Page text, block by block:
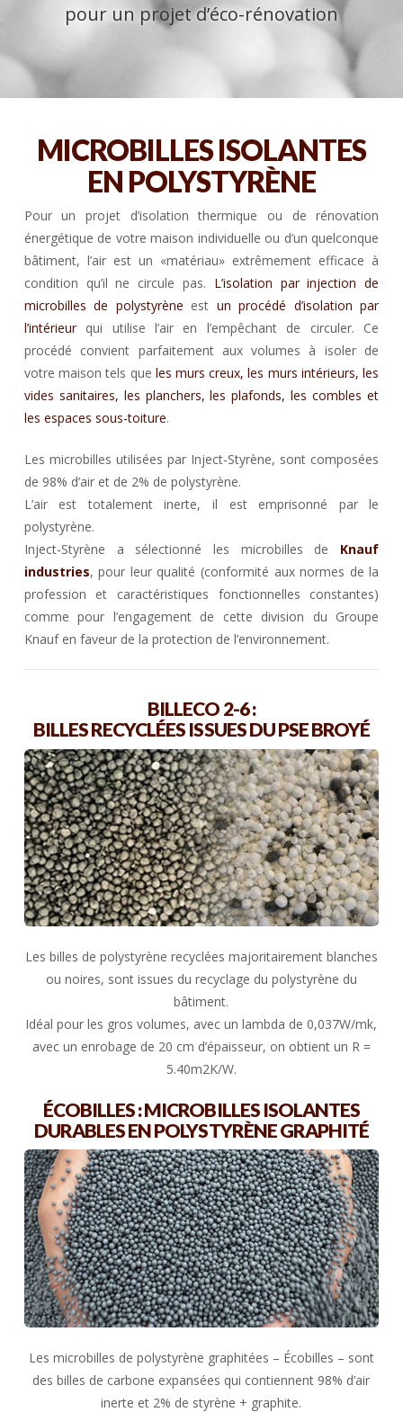
pour un projet d’éco-rénovation
MICROBILLES ISOLANTES
EN POLYSTYRÈNE
Pour un projet d’isolation thermique ou de rénovation
énergétique de votre maison individuelle ou d’un quelconque
bâtiment, l’air est un «matériau» extrêmement efficace à
condition qu’il ne circule pas. L’isolation par injection de
microbilles de polystyrène est un procédé d’isolation par
l’intérieurqui utilise l’air en l’empêchant de circuler. Ce
procédé convient parfaitement aux volumes à isoler de
votre maison tels que les murs creux, les murs intérieurs, les
vides sanitaires, les planchers, les plafonds, les combles et
les espaces sous-toiture.
Les microbilles utilisées par Inject-Styrène, sont composées
de 98% d’air et de 2% de polystyrène.
L’air est totalement inerte, il est emprisonné par le
polystyrène.
Inject-Styrène a sélectionné les microbilles de Knauf
industries, pour leur qualité (conformité aux normes de la
profession et caractéristiques fonctionnelles constantes)
comme pour l’engagement de cette division du Groupe
Knauf en faveur de la protection de l’environnement.
BILLECO 2-6 :
BILLES RECYCLÉES ISSUES DU PSE BROYÉ
Les billes de polystyrène recyclées majoritairement blanches
ou noires, sont issues du recyclage du polystyrène du
bâtiment.
Idéal pour les gros volumes, avec un lambda de 0,037W/mk,
avec un enrobage de 20 cm d’épaisseur, on obtient un R =
5.40m2K/W.
ÉCOBILLES : MICROBILLES ISOLANTES
DURABLES EN POLYSTYRÈNE GRAPHITÉ
Les microbilles de polystyrène graphitées – Écobilles – sont
des billes de carbone expansées qui contiennent 98% d’air
inerte et 2% de styrène + graphite.